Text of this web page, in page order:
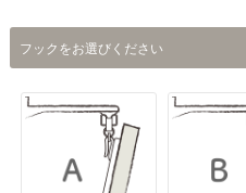
フックをお選びください